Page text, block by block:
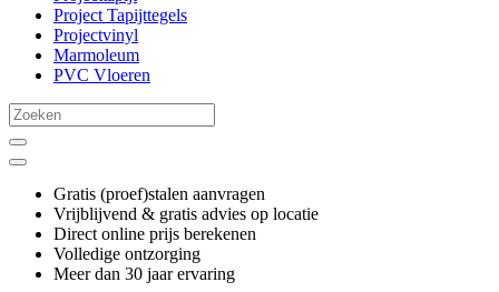
Project Tapijttegels
Projectvinyl
Marmoleum
PVC Vloeren
Gratis (proef)stalen aanvragen
Vrijblijvend & gratis advies op locatie
Direct online prijs berekenen
Volledige ontzorging
Meer dan 30 jaar ervaring